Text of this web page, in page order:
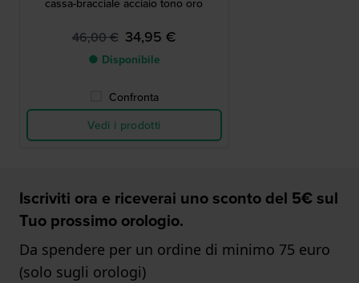
cassa-bracciale acciaio tono oro
46,00 € 34,95 €
● Disponibile
Confronta
Vedi i prodotti
Iscriviti ora e riceverai uno sconto del 5€ sul
Tuo prossimo orologio.
Da spendere per un ordine di minimo 75 euro
(solo sugli orologi)